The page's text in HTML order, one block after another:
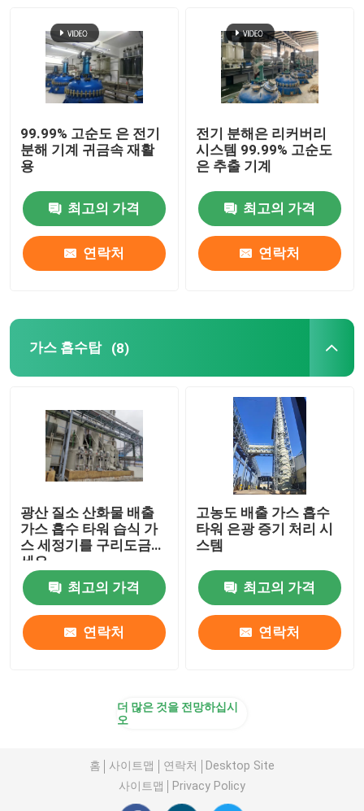
99.99% 고순도 은 전기
분해 기계 귀금속 재활
용
최고의 가격
연락처
전기 분해은 리커버리
시스템 99.99% 고순도
은 추출 기계
최고의 가격
연락처
가스 흡수탑 (8)
광산 질소 산화물 배출
가스 흡수 타워 습식 가
스 세정기를 구리도금하
세요
최고의 가격
연락처
고농도 배출 가스 흡수
타워 은광 증기 처리 시
스템
최고의 가격
연락처
더 많은 것을 전망하십시
오
홈 사이트맵 연락처
Desktop Site
사이트맵
Privacy Policy